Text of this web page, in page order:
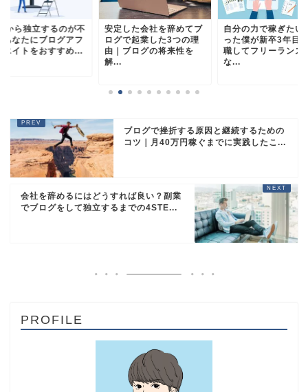
から独立するのが不
あなたにブログアフ
エイトをおすすめ...
安定した会社を辞めてブ
ログで起業した3つの理
由｜ブログの将来性を
解...
自分の力で稼ぎたい
った僕が新卒3年目
職してフリーランス
な...
ブログで挫折する原因と継続するための
コツ｜月40万円稼ぐまでに実践したこ...
会社を辞めるにはどうすれば良い？副業
でブログをして独立するまでの4STE...
PROFILE